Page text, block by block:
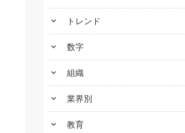
keyboard_arrow_down トレンド
keyboard_arrow_down 数字
keyboard_arrow_down 組織
keyboard_arrow_down 業界別
keyboard_arrow_down 教育